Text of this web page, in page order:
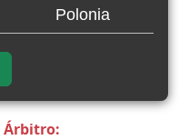
Polonia
Árbitro: